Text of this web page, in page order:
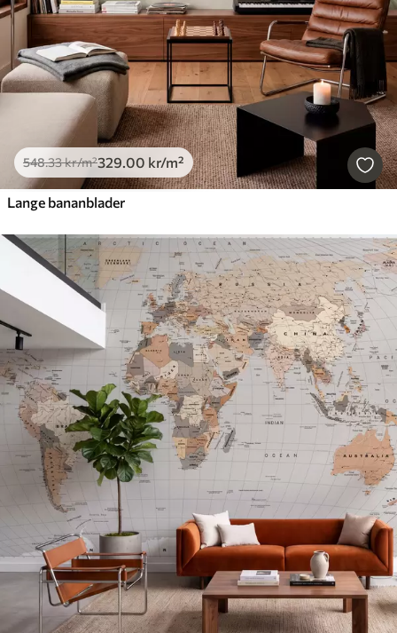
548.33kr/m²329.00 kr/m²
Lange bananblader